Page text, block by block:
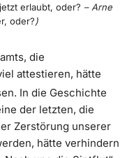
erlaubt, oder? – Arne
oder?)
die
attestieren, hätte
In die Geschichte
der letzten, die
Zerstörung unserer
hätte verhindern